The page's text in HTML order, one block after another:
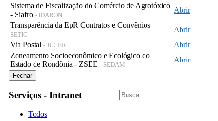
Sistema de Fiscalização do Comércio de Agrotóxico
- Siafro - IDARON
Abrir
Transparência da EpR Contratos e Convênios -
SETIC
Abrir
Via Postal - JUCER
Abrir
Zoneamento Socioeconômico e Ecológico do
Estado de Rondônia - ZSEE - SEDAM
Abrir
Fechar
Serviços - Intranet
Todos